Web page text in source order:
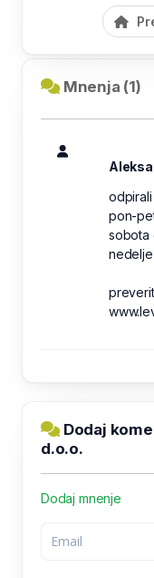
Mnenja (1)
odpirali
pon-
sobota
Dodaj
d.o.o.
Dodaj mnenje